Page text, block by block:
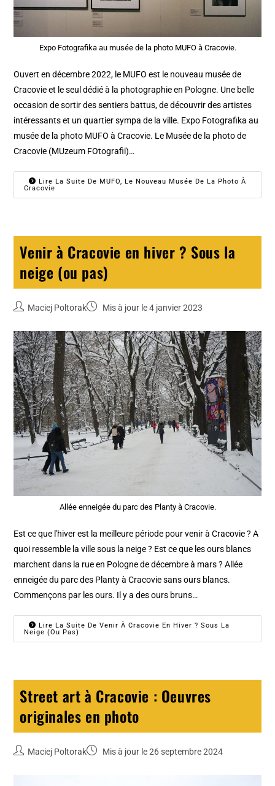
Expo Fotografika au musée de la photo MUFO à Cracovie.
Ouvert en décembre 2022, le MUFO est le nouveau musée de
Cracovie et le seul dédié à la photographie en Pologne. Une belle
occasion de sortir des sentiers battus, de découvrir des artistes
intéressants et un quartier sympa de la ville. Expo Fotografika au
musée de la photo MUFO à Cracovie. Le Musée de la photo de
Cracovie (MUzeum FOtografii)…
Lire La Suite De MUFO, Le Nouveau Musée De La Photo À
Cracovie
Venir à Cracovie en hiver ? Sous la
neige (ou pas)
Maciej Poltorak Mis à jour le 4 janvier 2023
Allée enneigée du parc des Planty à Cracovie.
Est ce que l'hiver est la meilleure période pour venir à Cracovie ? A
quoi ressemble la ville sous la neige ? Est ce que les ours blancs
marchent dans la rue en Pologne de décembre à mars ? Allée
enneigée du parc des Planty à Cracovie sans ours blancs.
Commençons par les ours. Il y a des ours bruns…
Lire La Suite De Venir À Cracovie En Hiver ? Sous La
Neige (ou Pas)
Street art à Cracovie : Oeuvres
originales en photo
Maciej Poltorak Mis à jour le 26 septembre 2024